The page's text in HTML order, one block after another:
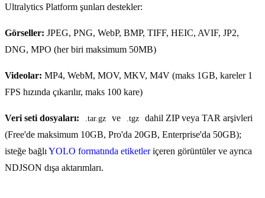
Ultralytics Platform şunları destekler:
Görseller: JPEG, PNG, WebP, BMP, TIFF, HEIC, AVIF, JP2,
DNG, MPO (her biri maksimum 50MB)
Videolar: MP4, WebM, MOV, MKV, M4V (maks 1GB, kareler 1
FPS hızında çıkarılır, maks 100 kare)
Veri seti dosyaları: .tar.gz ve .tgz
dahil ZIP veya TAR arşivleri
(Free'de maksimum 10GB, Pro'da 20GB, Enterprise'da 50GB);
isteğe bağlı YOLO formatında etiketleriçeren görüntüler ve ayrıca
NDJSON dışa aktarımları.